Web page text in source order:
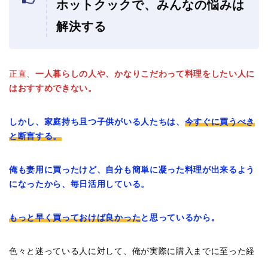
ホットクックで、みんなの悩みは
解決する
正直、一人暮らしの人や、かなりこだわって料理をしたい人に
はおすすめできない。
しかし、家庭持ち且つ子供がいる人たちは、 今すぐに買うべき
と断言する。
俺も妻用に買ったけど、自分も簡単に凝った料理が出来るよう
になったから、毎日活用している。
もっと早く買っておけば良かったと思っているから。
色々と迷っている人に対して、俺が実際に購入までに至った経